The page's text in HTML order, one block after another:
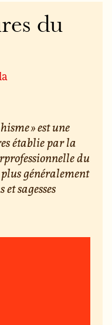
du
» est une
établie par la
du
généralement
sagesses